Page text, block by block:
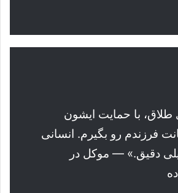
طلاق، با حمایت ایشون
فرزندم رو بگیرم. انسانی
دقیق.» — موکل در